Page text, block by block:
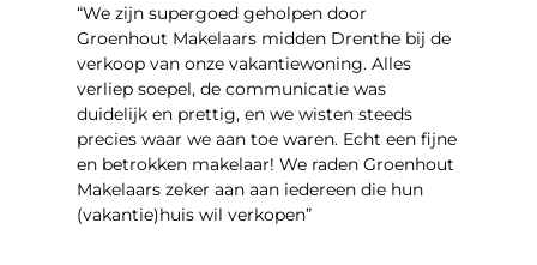
“We zijn supergoed geholpen door
Groenhout Makelaars midden Drenthe bij de
verkoop van onze vakantiewoning. Alles
verliep soepel, de communicatie was
duidelijk en prettig, en we wisten steeds
precies waar we aan toe waren. Echt een fijne
en betrokken makelaar! We raden Groenhout
Makelaars zeker aan aan iedereen die hun
(vakantie)huis wil verkopen”